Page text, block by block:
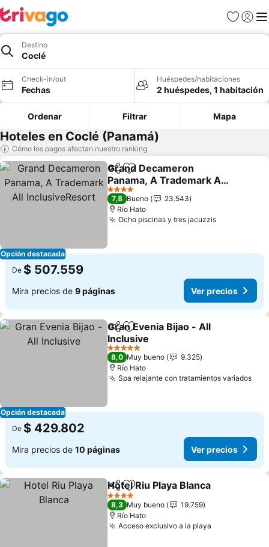
Favoritos
Iniciar
Destino
Coclé
Check-in/out
Fechas
Huéspedes/habitaciones
2 huéspedes, 1 habitación
Ordenar Filtrar Mapa
Hoteles en Coclé (Panamá)
Cómo los pagos afectan nuestro ranking
Opción destacada
CompartirAgregar a favoritos
Grand Decameron
Panama, A Trademark All
InclusiveResort
Ver precios
4 Estrellas
7,8 Bueno
23.543
Río Hato
Ocho piscinas y tres jacuzzisVer precios
De $ 507.559
Mira precios de 9 páginas Ver precios
Opción destacada
CompartirAgregar a favoritos
Gran Evenia Bijao - All
Inclusive
Ver precios
5 Estrellas
8,0 Muy bueno
9.325
Río Hato
Spa relajante con tratamientos variados
De $ 429.802
Mira precios de 10 páginas Ver precios
CompartirAgregar a favoritos
Hotel Riu Playa Blanca
4 Estrellas
8,3 Muy bueno
19.759
Río Hato
Acceso exclusivo a la playa